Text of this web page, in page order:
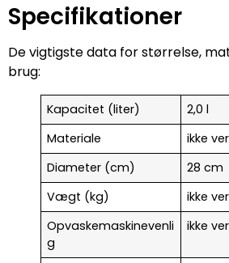
Specifikationer
De vigtigste data for størrelse,
brug:
Kapacitet (liter)
2,0 l
Materiale
ikke
Diameter (cm)
28 cm
Vægt (kg)
ikke
Opvaskemaskinevenli
g
ikke